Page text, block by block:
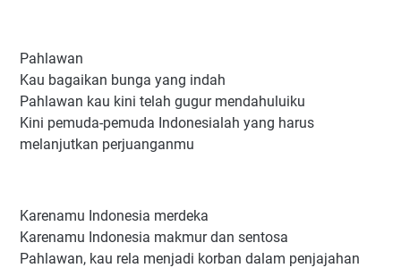
Pahlawan
Kau bagaikan bunga yang indah
Pahlawan kau kini telah gugur mendahuluiku
Kini pemuda-pemuda Indonesialah yang harus
melanjutkan perjuanganmu
Karenamu Indonesia merdeka
Karenamu Indonesia makmur dan sentosa
Pahlawan, kau rela menjadi korban dalam penjajahan